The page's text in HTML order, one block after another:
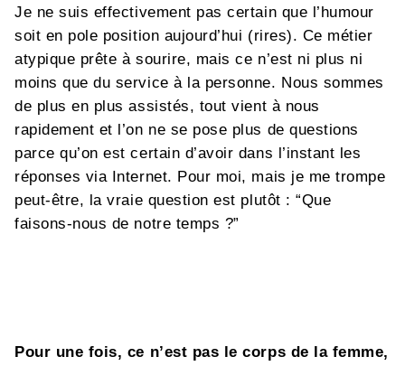
Je ne suis effectivement pas certain que l’humour
soit en pole position aujourd’hui (rires). Ce métier
atypique prête à sourire, mais ce n’est ni plus ni
moins que du service à la personne. Nous sommes
de plus en plus assistés, tout vient à nous
rapidement et l’on ne se pose plus de questions
parce qu’on est certain d’avoir dans l’instant les
réponses via Internet. Pour moi, mais je me trompe
peut-être, la vraie question est plutôt : “Que
faisons-nous de notre temps ?”
Pour une fois, ce n’est pas le corps de la femme,